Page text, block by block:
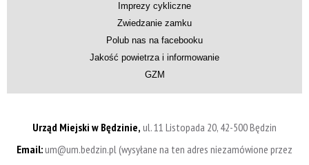
Imprezy cykliczne
Zwiedzanie zamku
Polub nas na facebooku
Jakość powietrza i informowanie
GZM
Urząd Miejski w Będzinie, ul. 11 Listopada 20, 42-500 Będzin
Email:um@um.bedzin.pl (wysyłane na ten adres niezamówione przez